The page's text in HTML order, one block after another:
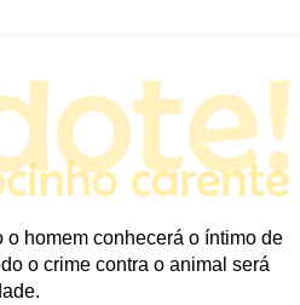
homem conhecerá o íntimo de
o crime contra o animal será